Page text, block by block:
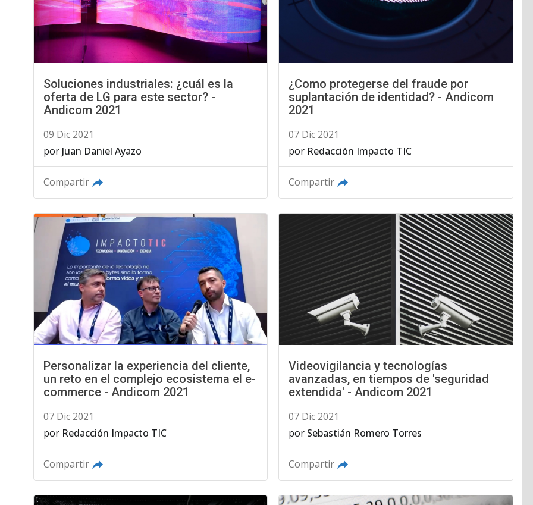
Soluciones industriales: ¿cuál es la
oferta de LG para este sector? -
Andicom 2021
09 Dic 2021
por Juan Daniel Ayazo
Compartir
¿Como protegerse del fraude por
suplantación de identidad? - Andicom
2021
07 Dic 2021
por Redacción Impacto TIC
Compartir
Personalizar la experiencia del cliente,
un reto en el complejo ecosistema el e-
commerce - Andicom 2021
07 Dic 2021
por Redacción Impacto TIC
Compartir
Videovigilancia y tecnologías
avanzadas, en tiempos de 'seguridad
extendida' - Andicom 2021
07 Dic 2021
por Sebastián Romero Torres
Compartir